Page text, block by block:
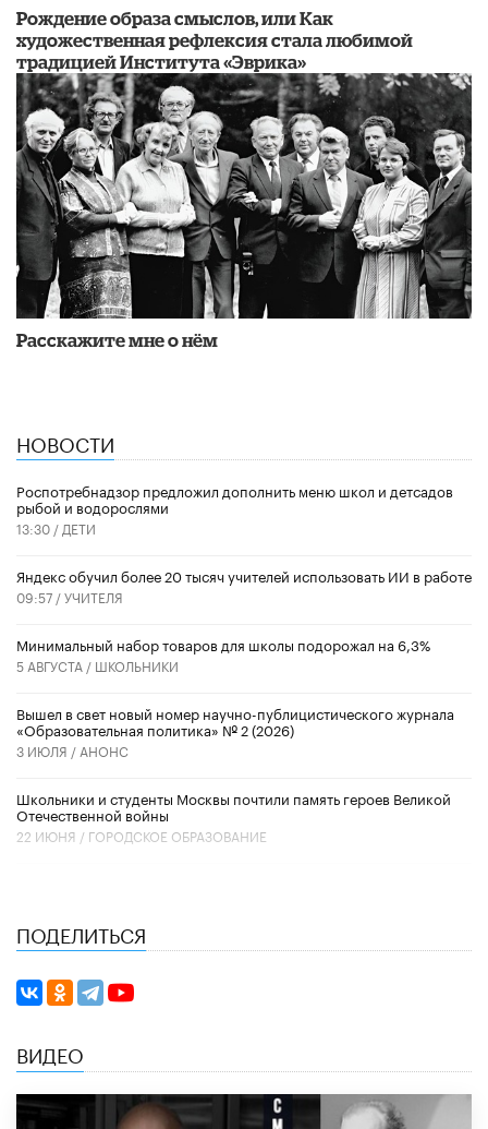
Рождение образа смыслов, или Как
художественная рефлексия стала любимой
традицией Института «Эврика»
Расскажите мне о нём
НОВОСТИ
Роспотребнадзор предложил дополнить меню школ и детсадов
рыбой и водорослями
13:30 / ДЕТИ
​Яндекс обучил более 20 тысяч учителей использовать ИИ в работе
09:57 /УЧИТЕЛЯ
Минимальный набор товаров для школы подорожал на 6,3%
5 АВГУСТА / ШКОЛЬНИКИ
Вышел в свет новый номер научно-публицистического журнала
«Образовательная политика» № 2 (2026)
3 ИЮЛЯ / АНОНС
Школьники и студенты Москвы почтили память героев Великой
Отечественной войны
22 ИЮНЯ / ГОРОДСКОЕ ОБРАЗОВАНИЕ
ПОДЕЛИТЬСЯ
ВИДЕО